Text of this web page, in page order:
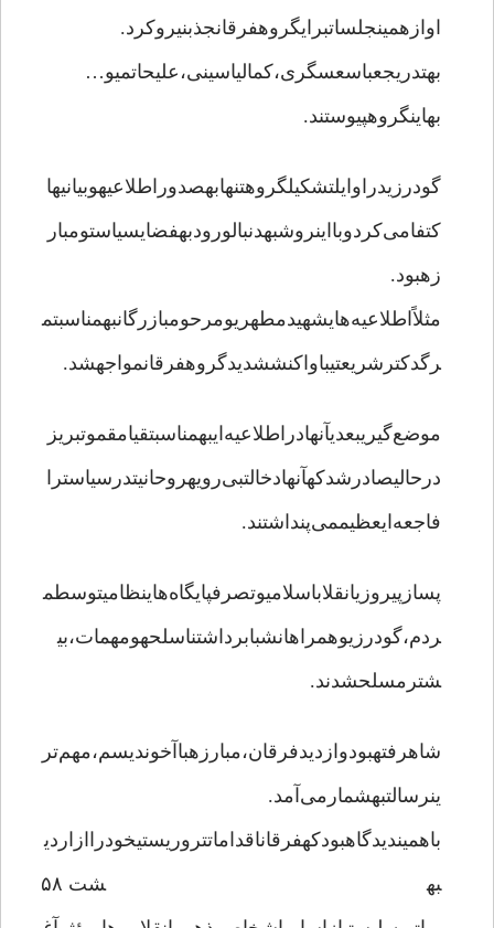
اوازهمینجلساتبرایگروهفرقانجذبنیروکرد.
بهتدریجعباسعسگری،کمالیاسینی،علیحاتمیو…
بهاینگروهپیوستند.
گودرزیدراوایلتشکیلگروهتنهابهصدوراطلاعیهوبیانیها
کتفامی‌کردوبااینروشبهدنبالورودبهفضایسیاستومبار
زهبود.
مثلاًاطلاعیه‌هایشهیدمطهریومرحومبازرگانبهمناسبتم
رگدکترشریعتیباواکنششدیدگروهفرقانمواجهشد.
موضع‌گیریبعدیآنهادراطلاعیه‌ایبهمناسبتقیامقموتبریز
درحالیصادرشدکهآنهادخالتبی‌رویهروحانیتدرسیاسترا
فاجعه‌ایعظیممی‌پنداشتند.
پسازپیروزیانقلاباسلامیوتصرفپایگاه‌هاینظامیتوسطم
ردم،گودرزیوهمراهانشبابرداشتناسلحهومهمات،بی
شترمسلحشدند.
شاهرفتهبودوازدیدفرقان،مبارزهباآخوندیسم،مهم‌تر
ینرسالتبهشمارمی‌آمد.
باهمیندیدگاهبودکهفرقاناقداماتتروریستیخودراازاردی
بهشت ۵۸